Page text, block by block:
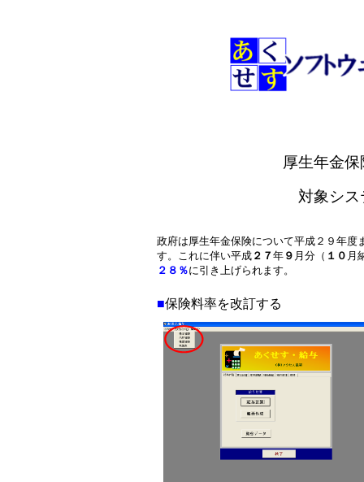
厚生年金保
対象シ
政府は厚生年金保険について平成２９年度
す。これに伴い平成 ２７ 年 ９ 月分（ １０ 月
２８％に引き上げられます。
■保険料率を改訂する